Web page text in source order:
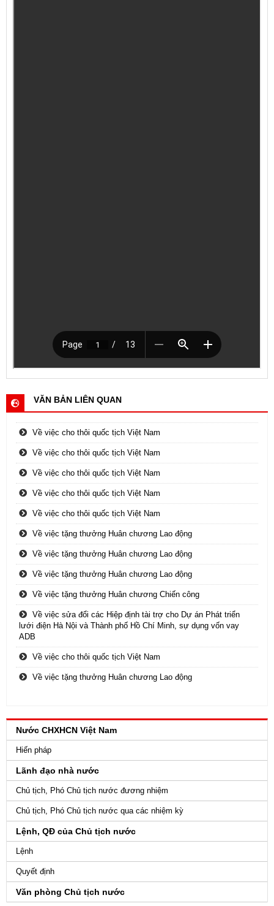
VĂN BẢN LIÊN QUAN
Về việc cho thôi quốc tịch Việt Nam
Về việc cho thôi quốc tịch Việt Nam
Về việc cho thôi quốc tịch Việt Nam
Về việc cho thôi quốc tịch Việt Nam
Về việc cho thôi quốc tịch Việt Nam
Về việc tặng thưởng Huân chương Lao động
Về việc tặng thưởng Huân chương Lao động
Về việc tặng thưởng Huân chương Lao động
Về việc tặng thưởng Huân chương Chiến công
Về việc sửa đổi các Hiệp định tài trợ cho Dự án Phát triển
lưới điện Hà Nội và Thành phố Hồ Chí Minh, sự dụng vốn vay
ADB
Về việc cho thôi quốc tịch Việt Nam
Về việc tặng thưởng Huân chương Lao động
Nước CHXHCN Việt Nam
Hiến pháp
Lãnh đạo nhà nước
Chủ tịch, Phó Chủ tịch nước đương nhiệm
Chủ tịch, Phó Chủ tịch nước qua các nhiệm kỳ
Lệnh, QĐ của Chủ tịch nước
Lệnh
Quyết định
Văn phòng Chủ tịch nước